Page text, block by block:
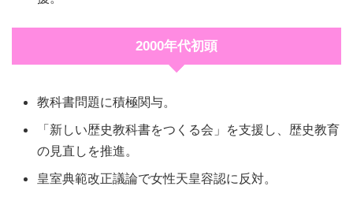
2000年代初頭
教科書問題に積極関与。
「新しい歴史教科書をつくる会」を支援し、歴史教育
の見直しを推進。
皇室典範改正議論で女性天皇容認に反対。